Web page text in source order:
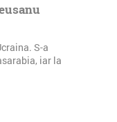
S-a
iar la